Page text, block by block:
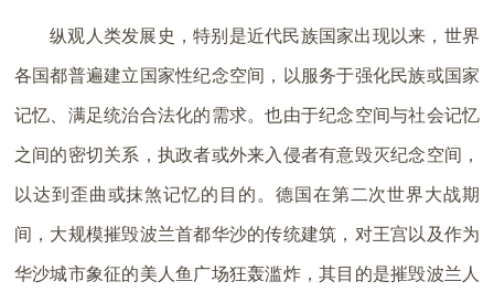
纵观人类发展史，特别是近代民族国家出现以来，世界
各国都普遍建立国家性纪念空间，以服务于强化民族或国家
记忆、满足统治合法化的需求。也由于纪念空间与社会记忆
之间的密切关系，执政者或外来入侵者有意毁灭纪念空间，
以达到歪曲或抹煞记忆的目的。德国在第二次世界大战期
间，大规模摧毁波兰首都华沙的传统建筑，对王宫以及作为
华沙城市象征的美人鱼广场狂轰滥炸，其目的是摧毁波兰人